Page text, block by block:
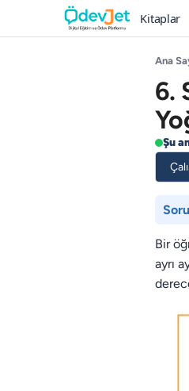
Kitaplar
Ana
6.
Şu
Bir
ayrı